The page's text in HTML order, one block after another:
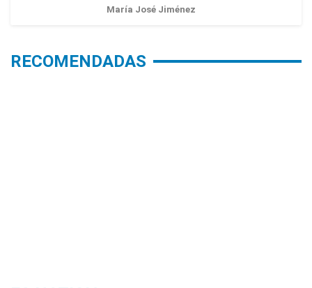
María José Jiménez
RECOMENDADAS